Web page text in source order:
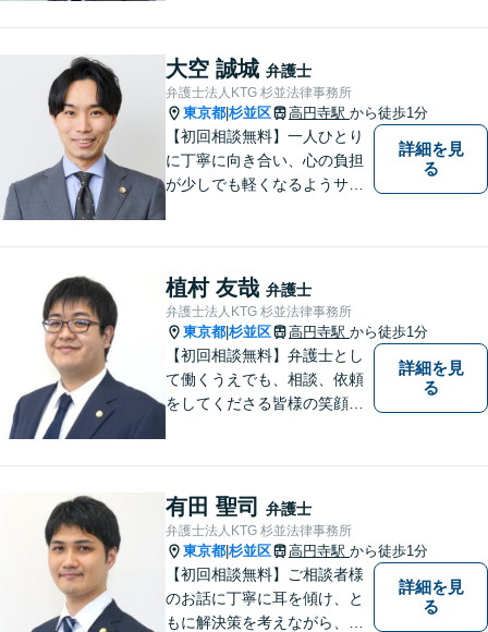
大空 誠城 弁護士
弁護士法人KTG 杉並法律事務所
東京都 杉並区 高円寺駅 から徒歩1分
【初回相談無料】一人ひとり
に丁寧に向き合い、心の負担
が少しでも軽くなるようサポ
しています。【夜間や休日相
談も対応可能】【メール・WE
B面談可】
詳細を見
る
植村 友哉 弁護士
弁護士法人KTG 杉並法律事務所
東京都 杉並区 高円寺駅 から徒歩1分
【初回相談無料】弁護士とし
て働くうえでも、相談、依頼
をしてくださる皆様の笑顔を
す。【夜間や休日相談も対応
可能】【メール・WEB面談
可】
詳細を見
る
有田 聖司 弁護士
弁護士法人KTG 杉並法律事務所
東京都 杉並区 高円寺駅 から徒歩1分
【初回相談無料】ご相談者様
のお話に丁寧に耳を傾け、と
もに解決策を考えながら、納
詳細を見
る